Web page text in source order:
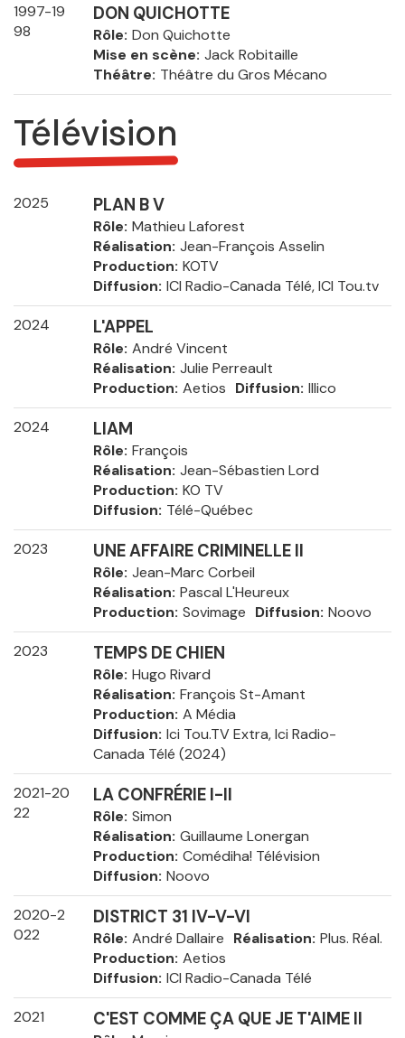
1997-19
98
DON QUICHOTTE
Rôle Don Quichotte
Mise en scène Jack Robitaille
Théâtre Théâtre du Gros Mécano
Télévision
2025 PLAN B V
Rôle Mathieu Laforest
Réalisation Jean-François Asselin
Production KOTV
Diffusion ICI Radio-Canada Télé, ICI Tou.tv
2024 L'APPEL
Rôle André Vincent
Réalisation Julie Perreault
Production Aetios Diffusion Illico
2024 LIAM
Rôle François
Réalisation Jean-Sébastien Lord
Production KO TV
Diffusion Télé-Québec
2023 UNE AFFAIRE CRIMINELLE II
Rôle Jean-Marc Corbeil
Réalisation Pascal L'Heureux
Production Sovimage Diffusion Noovo
2023 TEMPS DE CHIEN
Rôle Hugo Rivard
Réalisation François St-Amant
Production A Média
Diffusion Ici Tou.TV Extra, Ici Radio-
Canada Télé (2024)
2021-20
22
LA CONFRÉRIE I-II
Rôle Simon
Réalisation Guillaume Lonergan
Production Comédiha! Télévision
Diffusion Noovo
2020-2
022
DISTRICT 31 IV-V-VI
Rôle André Dallaire Réalisation Plus. Réal.
Production Aetios
Diffusion ICI Radio-Canada Télé
2021 C'EST COMME ÇA QUE JE T'AIME II